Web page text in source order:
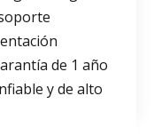
de 1 año
y de alto